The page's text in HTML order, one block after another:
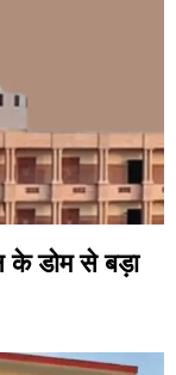
के डोम से बड़ा